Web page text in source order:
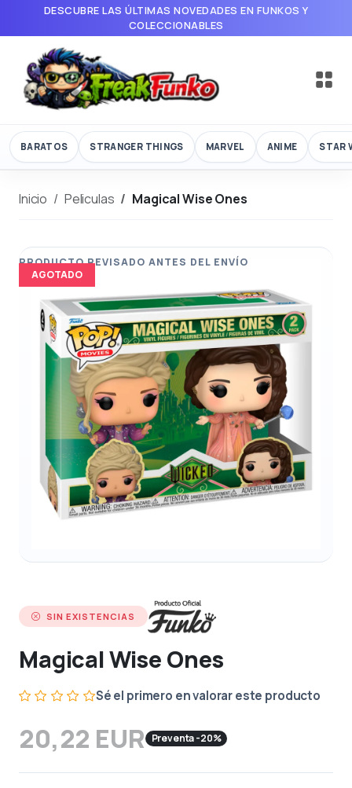
DESCUBRE LAS ÚLTIMAS NOVEDADES EN FUNKOS Y
COLECCIONABLES
BARATOS STRANGER THINGS MARVEL ANIME STAR
Inicio Peliculas Magical Wise Ones
AGOTADO
SIN EXISTENCIAS
Magical Wise Ones
Sé el primero en valorar este producto
20,22 EUR Preventa -20%